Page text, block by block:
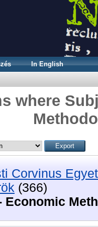
In English
where
Corvinus
(366)
Economic